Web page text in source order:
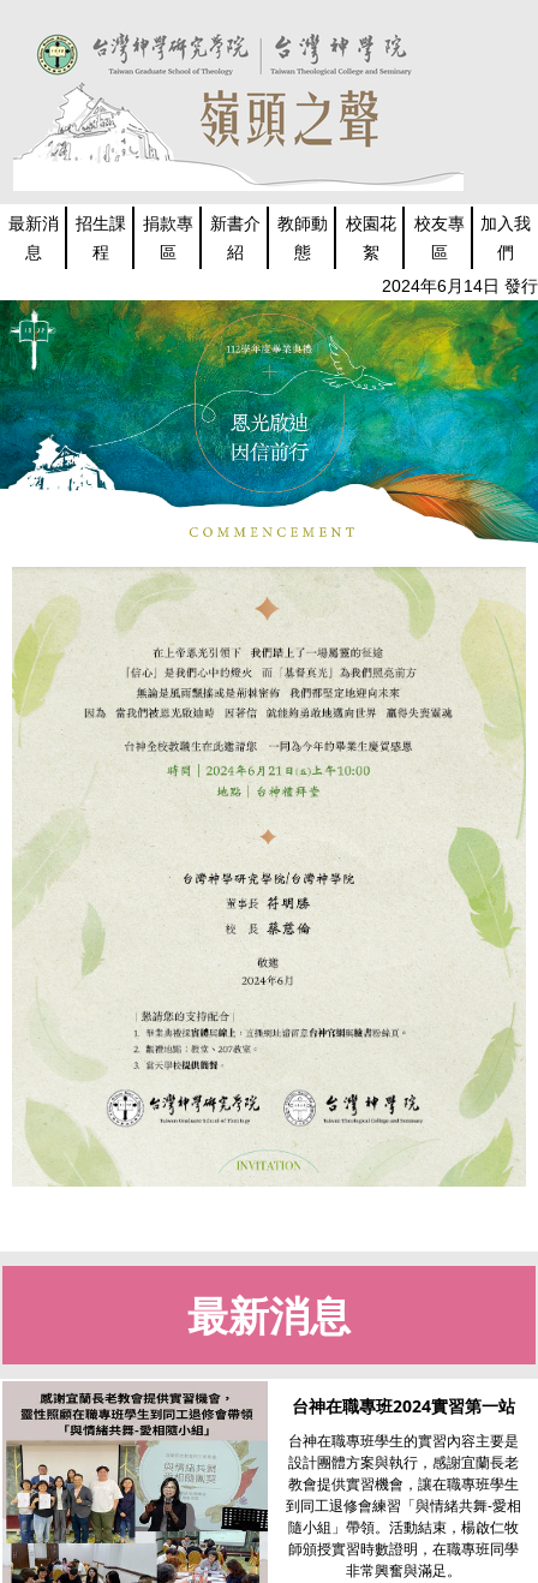
容
最新消
息
招生課
程
捐款專
區
新書介
紹
教師動
態
校園花
絮
校友專
區
加入我
們
2024年6月14日 發行
最新消息
台神在職專班2024實習第一站
台神在職專班學生的實習內容主要是
設計團體方案與執行，感謝宜蘭長老
教會提供實習機會，讓在職專班學生
到同工退修會練習「與情緒共舞-愛相
隨小組」帶領。活動結束，楊啟仁牧
師頒授實習時數證明，在職專班同學
非常興奮與滿足。